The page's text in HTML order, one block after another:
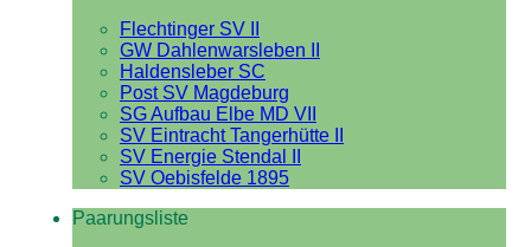
Flechtinger SV II
GW Dahlenwarsleben II
Haldensleber SC
Post SV Magdeburg
SG Aufbau Elbe MD VII
SV Eintracht Tangerhütte II
SV Energie Stendal II
SV Oebisfelde 1895
Paarungsliste